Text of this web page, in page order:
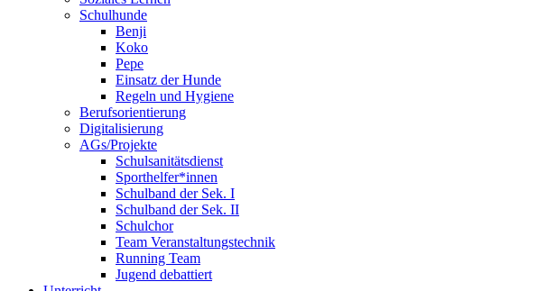
Schulhunde
Benji
Koko
Pepe
Einsatz der Hunde
Regeln und Hygiene
Berufsorientierung
Digitalisierung
AGs/Projekte
Schulsanitätsdienst
Sporthelfer*innen
Schulband der Sek. I
Schulband der Sek. II
Schulchor
Team Veranstaltungstechnik
Running Team
Jugend debattiert